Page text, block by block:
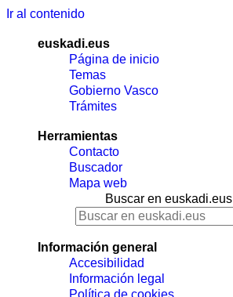
Ir al contenido
euskadi.eus
Página de inicio
Temas
Gobierno Vasco
Trámites
Herramientas
Contacto
Buscador
Mapa web
Buscar en euskadi.eus
Información general
Accesibilidad
Información legal
Política de cookies